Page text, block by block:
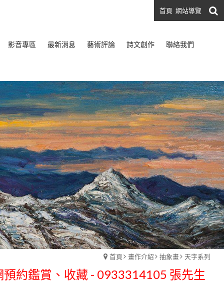
首頁 網站導覽
影音專區 最新消息 藝術評論 詩文創作 聯絡我們
首頁 畫作介紹 抽象畫 天字系列
預約鑑賞、收藏 - 0933314105 張先生
預約鑑賞、收藏 - 0933314105 張先生